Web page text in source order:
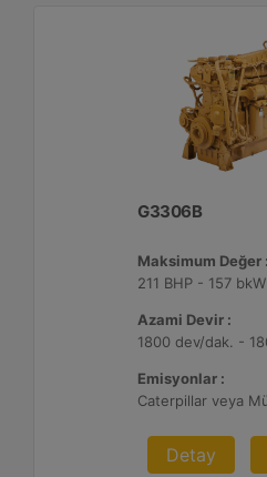
G3306B
Maksimum Değer :
211 BHP - 157 bkW
Azami Devir :
1800 dev/dak. -
Emisyonlar :
Detay